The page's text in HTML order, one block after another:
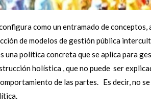
como un entramado de
de modelos de gestión pública
una política concreta que se aplica para
holística , que no puede ser
de las partes. Es decir, no